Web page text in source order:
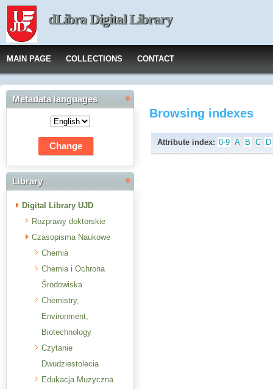
dLibra Digital Library
MAIN PAGE COLLECTIONS CONTACT
Metadata languages
Library
Digital Library UJD
Rozprawy doktorskie
Czasopisma Naukowe
Chemia
Chemia i Ochrona
Środowiska
Chemistry,
Environment,
Biotechnology
Czytanie
Dwudziestolecia
Edukacja Muzyczna
Browsing indexes
Attribute index: 0-9 A B C D